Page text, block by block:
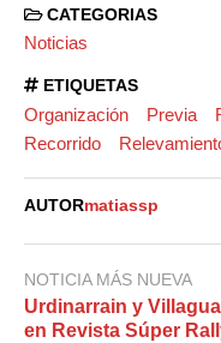
CATEGORIAS
Noticias
ETIQUETAS
Organización Previa
Recorrido
AUTORmatiassp
NOTICIA MÁS NUEVA
Urdinarrain y
en Revista Súper